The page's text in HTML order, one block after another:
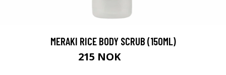
MERAKI RICE BODY SCRUB (150ML)
215 NOK